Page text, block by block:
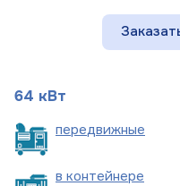
64 кВт
передвижные
в контейнере